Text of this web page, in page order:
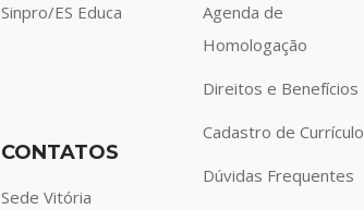
Sinpro/ES Educa
CONTATOS
Sede Vitória
Agenda de
Homologação
Direitos e Benefícios
Cadastro de Currículo
Dúvidas Frequentes